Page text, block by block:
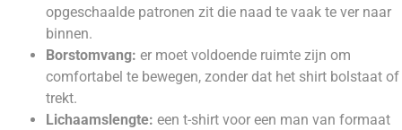
opgeschaalde patronen zit die naad te vaak te ver naar
binnen.
Borstomvang: er moet voldoende ruimte zijn om
comfortabel te bewegen, zonder dat het shirt bolstaat of
trekt.
Lichaamslengte: een t-shirt voor een man van formaat